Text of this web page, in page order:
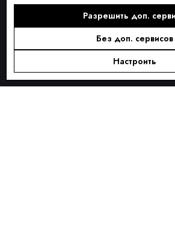
Оплата и рассрочка
Обмен и возврат товара
Контакты
О нас
Блог
Разрешить доп.
Без доп. сервисов
Настроить